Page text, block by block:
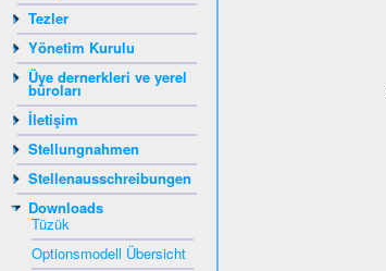
Tezler
Yönetim Kurulu
Üye dernerkleri ve yerel
büroları
İletişim
Stellungnahmen
Stellenausschreibungen
Downloads
Tüzük
Optionsmodell Übersicht